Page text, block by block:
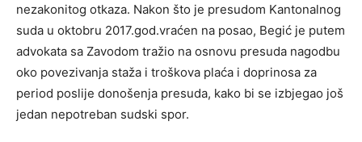
nezakonitog otkaza. Nakon što je presudom Kantonalnog
suda u oktobru 2017.god.vraćen na posao, Begić je putem
advokata sa Zavodom tražio na osnovu presuda nagodbu
oko povezivanja staža i troškova plaća i doprinosa za
period poslije donošenja presuda, kako bi se izbjegao još
jedan nepotreban sudski spor.